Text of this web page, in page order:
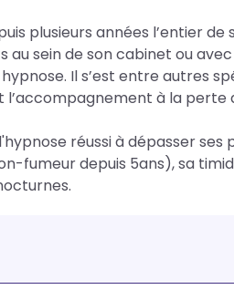
plusieurs années l’entier de
au sein de son cabinet ou
Il s’est entre autres
l’accompagnement à la perte
réussi à dépasser
fumeur depuis 5ans), sa